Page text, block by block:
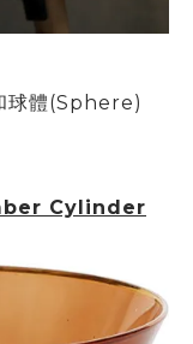
體(Sphere)
Cylinder